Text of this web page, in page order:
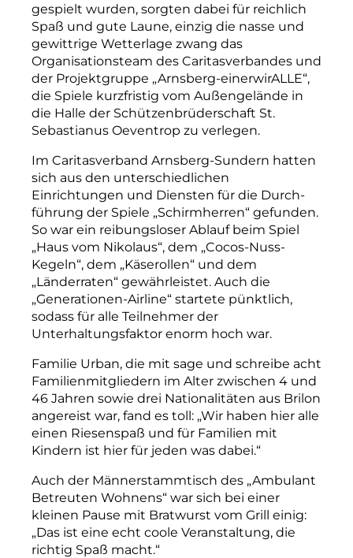
gespielt wurden, sorgten dabei für reichlich
Spaß und gute Laune, einzig die nasse und
gewittrige Wetterlage zwang das
Organisationsteam des Caritasverbandes und
der Projektgruppe „Arnsberg-einerwirALLE“,
die Spiele kurzfristig vom Außengelände in
die Halle der Schützenbrüderschaft St.
Sebastianus Oeventrop zu verlegen.
Im Caritasverband Arnsberg-­Sundern hatten
sich aus den unterschiedlichen
Einrichtungen und Diensten für die Durch­
führung der Spiele „Schirmherren“ gefunden.
So war ein reibungsloser Ablauf beim Spiel
„Haus vom Nikolaus“, dem „Cocos-Nuss-
Kegeln“, dem „Käserollen“ und dem
„Länderraten“ gewährleistet. Auch die
„Generationen-Airline“ startete pünktlich,
sodass für alle Teilnehmer der
Unterhaltungsfaktor enorm hoch war.
Familie Urban, die mit sage und schreibe acht
Familienmitgliedern im Alter zwischen 4 und
46 Jahren sowie drei Nationalitäten aus Brilon
angereist war, fand es toll: „Wir haben hier alle
einen Riesen­spaß und für Familien mit
Kindern ist hier für jeden was dabei.“
Auch der Männerstammtisch des „Ambulant
Betreuten Wohnens“ war sich bei einer
kleinen Pause mit Bratwurst vom Grill einig:
„Das ist eine echt coole Veranstaltung, die
richtig Spaß macht.“